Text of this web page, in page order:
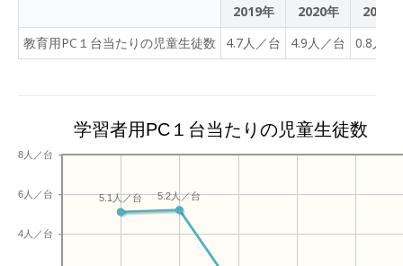
2019年 2020年
2021年
教育用PC１台当たりの児童生徒数
4.7人／台 4.9人／台 0.8人／
学習者用PC１台当たりの児童生徒数
4人／台
6人／台
8人／台
5.2人／台
5.1人／台